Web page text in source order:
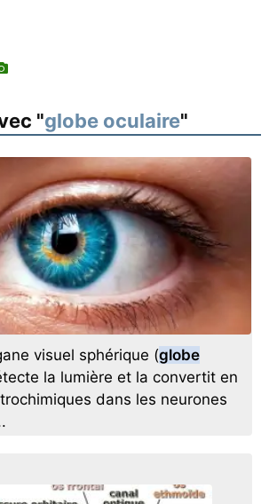
"globe oculaire"
visuel sphérique (globe
la lumière et la convertit en
dans les neurones